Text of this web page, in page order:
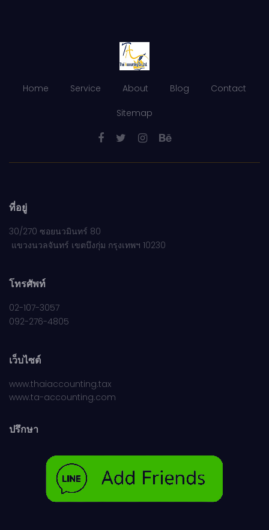
Home Service About Blog Contact
Sitemap
ที่อยู่
30/270 ซอยนวมินทร์ 80
แขวงนวลจันทร์ เขตบึงกุ่ม กรุงเทพฯ 10230
โทรศัพท์
02-107-3057
092-276-4805
เว็บไซต์
www.thaiaccounting.tax
www.ta-accounting.com
ปรึกษา